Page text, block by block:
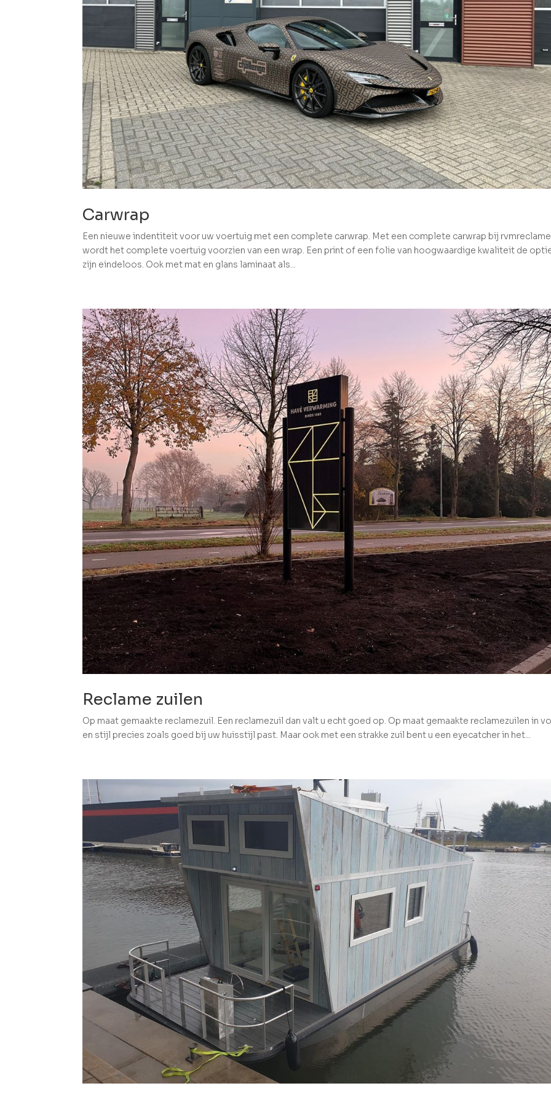
Carwrap
Een nieuwe indentiteit voor uw voertuig met een complete carwrap. Met een complete carwrap bij rvmreclame
wordt het complete voertuig voorzien van een wrap. Een print of een folie van hoogwaardige kwaliteit de
zijn eindeloos. Ook met mat en glans laminaat als...
Reclame zuilen
Op maat gemaakte reclamezuil. Een reclamezuil dan valt u echt goed op. Op maat gemaakte reclamezuilen in
en stijl precies zoals goed bij uw huisstijl past. Maar ook met een strakke zuil bent u een eyecatcher in het...